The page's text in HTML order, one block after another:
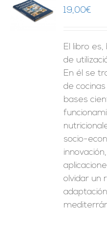
19,00€
El libro
de
En él se
de
bases
socio-
olvidar un